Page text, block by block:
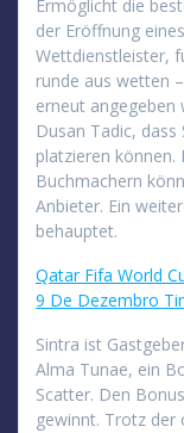
Ermöglicht die
der Eröffnung
Wettdienstleister,
runde aus wetten
erneut angegeben
Dusan Tadic,
platzieren können.
Buchmachern
Anbieter. Ein
behauptet.
Qatar Fifa World
9 De Dezembro
Sintra ist
Alma Tunae, ein
Scatter. Den
gewinnt. Trotz